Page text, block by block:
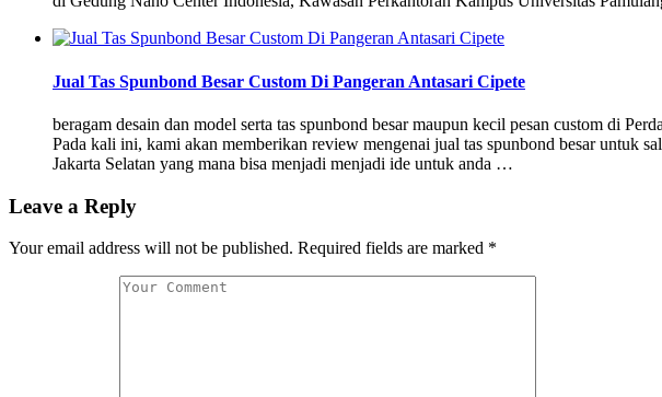
Jual Tas Spunbond Besar Custom Di Pangeran Antasari Cipete
beragam desain dan model serta tas spunbond besar maupun kecil pesan custom di
Pada kali ini, kami akan memberikan review mengenai jual tas spunbond besar untuk
Jakarta Selatan yang mana bisa menjadi menjadi ide untuk anda …
Leave a Reply
Your email address will not be published. Required fields are marked *